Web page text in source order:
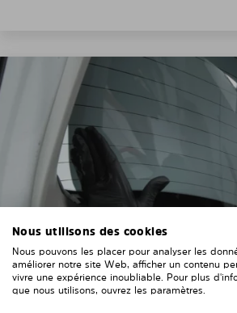
5. PLIEZ LE PARE-SOLEIL
Nous utilisons des cookies
Nous pouvons les placer pour analyser les
améliorer notre site Web, afficher un contenu
vivre une expérience inoubliable. Pour plus
que nous utilisons, ouvrez les paramètres.